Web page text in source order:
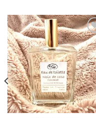
à la